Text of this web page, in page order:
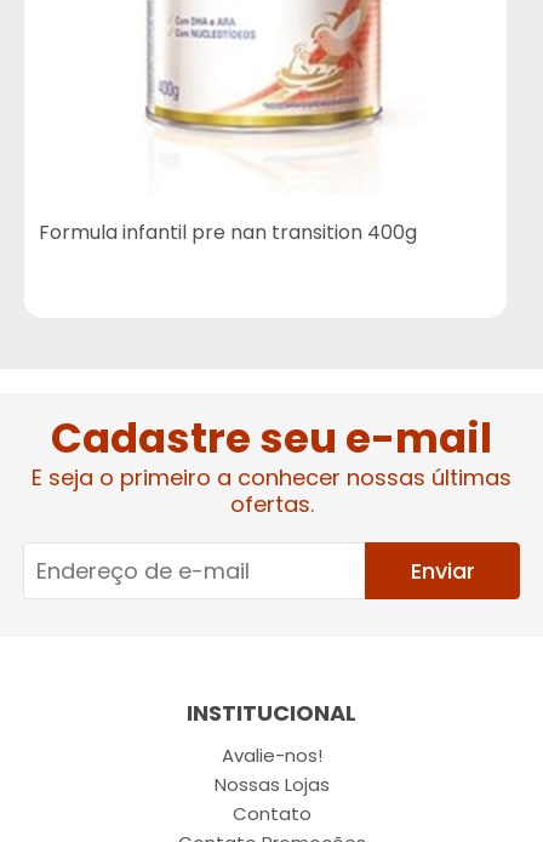
Formula infantil pre nan transition 400g
Cadastre seu e-mail
E seja o primeiro a conhecer nossas últimas
ofertas.
Enviar
INSTITUCIONAL
Avalie-nos!
Nossas Lojas
Contato